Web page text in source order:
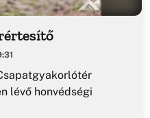
lévő honvédségi